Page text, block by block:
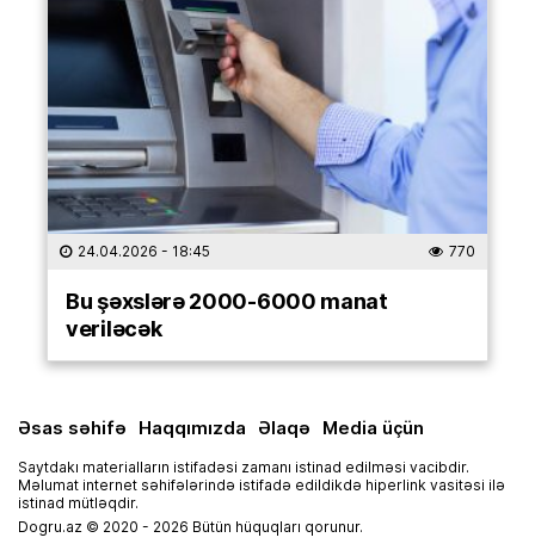
24.04.2026 - 18:45 770
Bu şəxslərə 2000-6000 manat
veriləcək
Əsas səhifə Haqqımızda Əlaqə Media üçün
Saytdakı materialların istifadəsi zamanı istinad edilməsi vacibdir.
Məlumat internet səhifələrində istifadə edildikdə hiperlink vasitəsi ilə
istinad mütləqdir.
Dogru.az © 2020 - 2026 Bütün hüquqları qorunur.